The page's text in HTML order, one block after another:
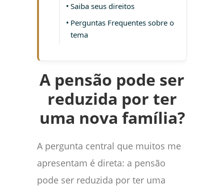
Saiba seus direitos
Perguntas Frequentes sobre o
tema
A pensão pode ser
reduzida por ter
uma nova família?
A pergunta central que muitos me
apresentam é direta: a pensão
pode ser reduzida por ter uma